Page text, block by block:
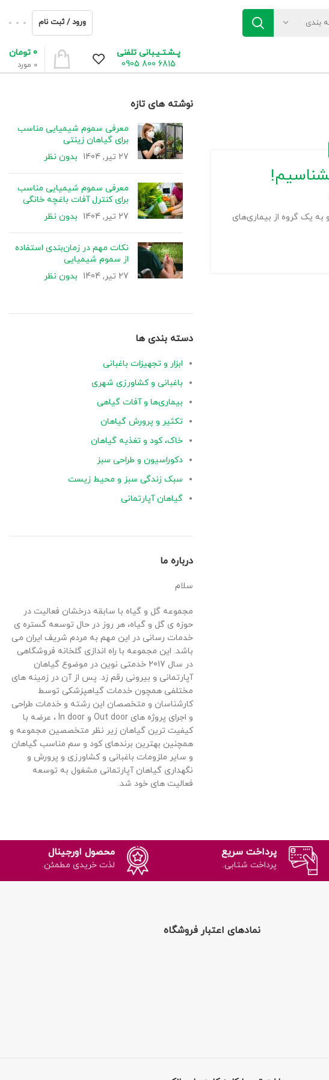
بندی ورود / ثبت نام
پـشـتـیـبانی تلفنی
6815 800 0905
0 مورد
0 تومان
به یک گروه از بیماری‌های
نوشته های تازه
معرفی سموم شیمیایی مناسب
برای گیاهان زینتی
27 تیر, 1404
بدون نظر
معرفی سموم شیمیایی مناسب
برای کنترل آفات باغچه خانگی
27 تیر, 1404
بدون نظر
نکات مهم در زمان‌بندی استفاده
از سموم شیمیایی
27 تیر, 1404
بدون نظر
دسته بندی ها
ابزار و تجهیزات باغبانی
باغبانی و کشاورزی شهری
بیماری‌ها و آفات گیاهی
تکثیر و پرورش گیاهان
خاک، کود و تغذیه گیاهان
دکوراسیون و طراحی سبز
سبک زندگی سبز و محیط زیست
گیاهان آپارتمانی
درباره ما
سلام
مجموعه گل و گیاه با سابقه درخشان فعالیت در
حوزه ی گل و گیاه، هر روز در حال توسعه گستره ی
خدمات رسانی در این مهم به مردم شریف ایران می
باشد. این مجموعه با راه اندازی گلخانه فروشگاهی
در سال 2017 خدمتی نوین در موضوع گیاهان
آپارتمانی و بیرونی رقم زد. پس از آن در زمینه های
مختلفی همچون خدمات گیاهپزشکی توسط
کارشناسان و متخصصان این رشته و خدمات طراحی
و اجرای پروژه های Out door و In door ، عرضه با
کیفیت ترین گیاهان زیر نظر متخصصین مجموعه و
همچنین بهترین برندهای کود و سم مناسب گیاهان
و سایر ملزومات باغبانی و کشاورزی و پرورش و
نگهداری گیاهان آپارتمانی مشغول به توسعه
فعالیت های خود شد.
پرداخت سریع
پرداخت شتابی.
محصول اورجینال
لذت خریدی مطمئن.
نمادهای اعتبار فروشگاه